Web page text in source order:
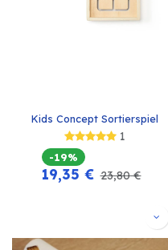
Kids Concept Sortierspiel
1
-19%
19,35 € 23,80€